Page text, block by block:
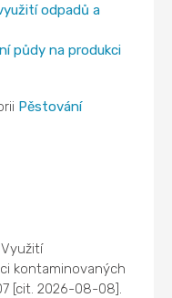
odpadů a
půdy na produkci
Pěstování
Využití
kontaminovaných
[cit. 2026-08-08].